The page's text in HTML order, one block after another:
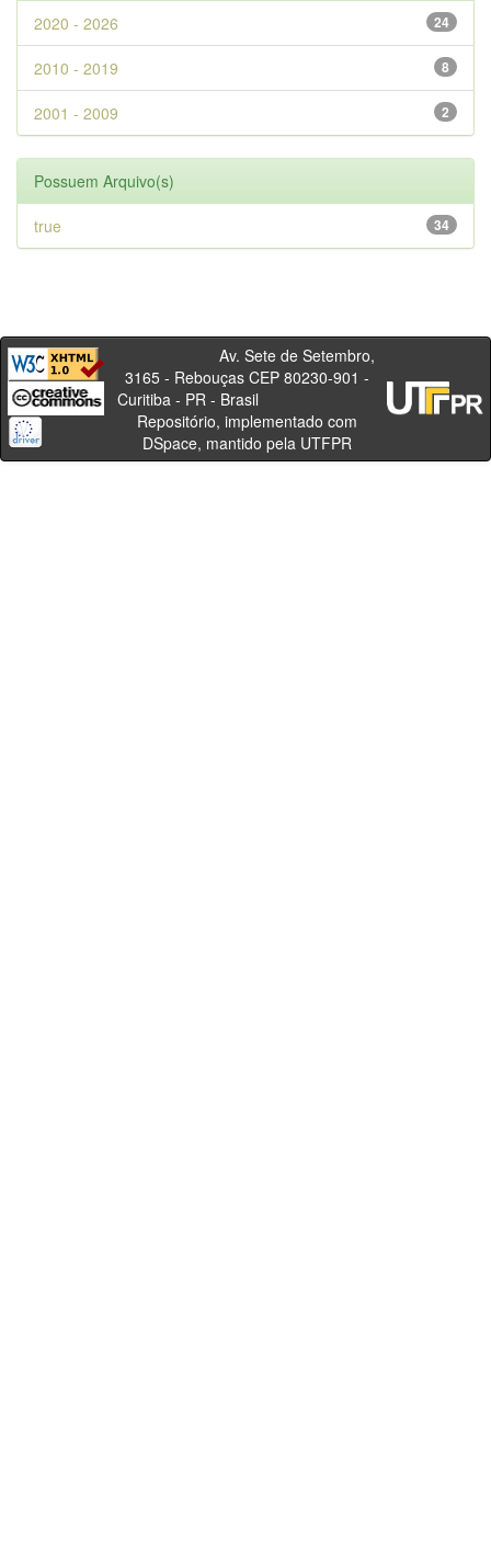
24
2020 - 2026
8
2010 - 2019
2
2001 - 2009
Possuem Arquivo(s)
34
true
Av. Sete de Setembro,
3165 - Rebouças CEP 80230-901 -
Curitiba - PR - Brasil
Repositório, implementado com
DSpace, mantido pela UTFPR